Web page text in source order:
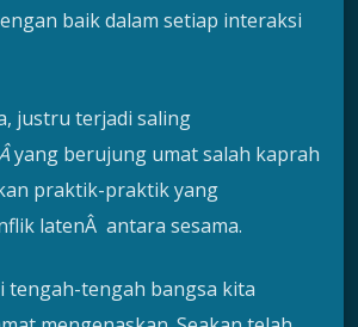
baik dalam setiap interaksi
justru terjadi saling
yang berujung umat salah kaprah
praktik-praktik yang
latenÂ antara sesama.
tengah-tengah bangsa kita